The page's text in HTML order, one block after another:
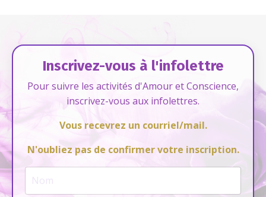
Inscrivez-vous à l'infolettre
Pour suivre les activités d'Amour et Conscience,
inscrivez-vous aux infolettres.
Vous recevrez un courriel/mail.
N'oubliez pas de confirmer votre inscription.